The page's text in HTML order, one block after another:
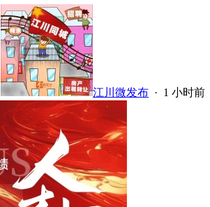
江川微发布 · 1 小时前